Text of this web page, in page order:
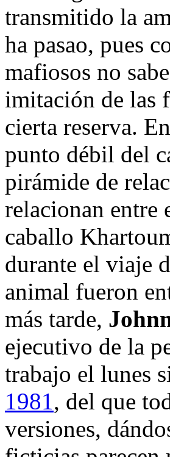
transmitido la
ha pasao, pues
mafiosos no
imitación de las
cierta reserva.
punto débil del
pirámide de
relacionan entre
caballo
durante el viaje
animal fueron
más tarde,
ejecutivo de la
trabajo el lunes
1981 , del que
versiones,